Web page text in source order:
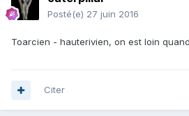
Posté(e) 27 juin 2016
Toarcien - hauterivien, on est loin
Citer